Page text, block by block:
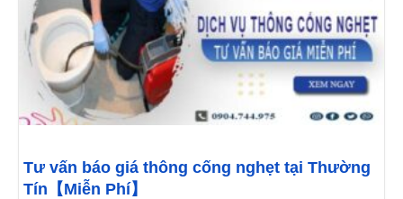
Tư vấn báo giá thông cống nghẹt tại Thường
Tín【Miễn Phí】